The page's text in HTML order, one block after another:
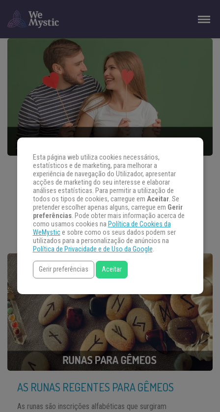
COMO CONQUISTAR UM GEMINIANO DE
FORMA INFALÍVEL
Gêmeos é um signo complexo, porque possui muita
dualidade. O geminiano pode estar romântico […]
AS RUNAS REGENTES PARA GÊMEOS
As runas são inscrições alfabéticas que surgiram
Esta página web utiliza cookies necessários,
estatísticos e de marketing, para melhorar a
experiência de navegação do Utilizador, apresentar
acções de marketing do seu interesse e elaborar
análises estatísticas. Para permitir a utilização de
todos os tipos de cookies, carregue em Aceitar. Se
pretender escolher apenas alguns, carregue em Gerir
preferências. Pode obter mais informação acerca de
como usamos cookies na Política de Cookies da
WeMystice sobre como os seus dados podem ser
utilizados para a personalização de anúncios na
Política de Privacidade e de Uso da Google.
Gerir preferências Aceitar